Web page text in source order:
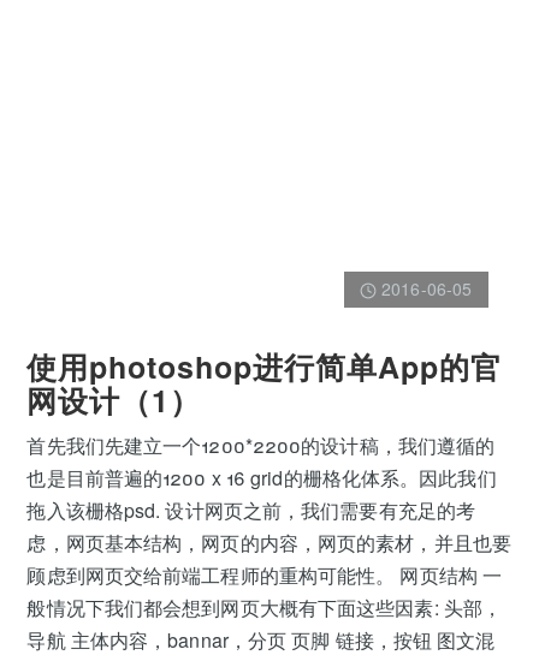
2016-06-05
使用photoshop进行简单App的官
网设计（1）
首先我们先建立一个1200*2200的设计稿，我们遵循的
也是目前普遍的1200 x 16 grid的栅格化体系。因此我们
拖入该栅格psd. 设计网页之前，我们需要有充足的考
虑，网页基本结构，网页的内容，网页的素材，并且也要
顾虑到网页交给前端工程师的重构可能性。 网页结构 一
般情况下我们都会想到网页大概有下面这些因素: 头部，
导航 主体内容，bannar，分页 页脚 链接，按钮 图文混